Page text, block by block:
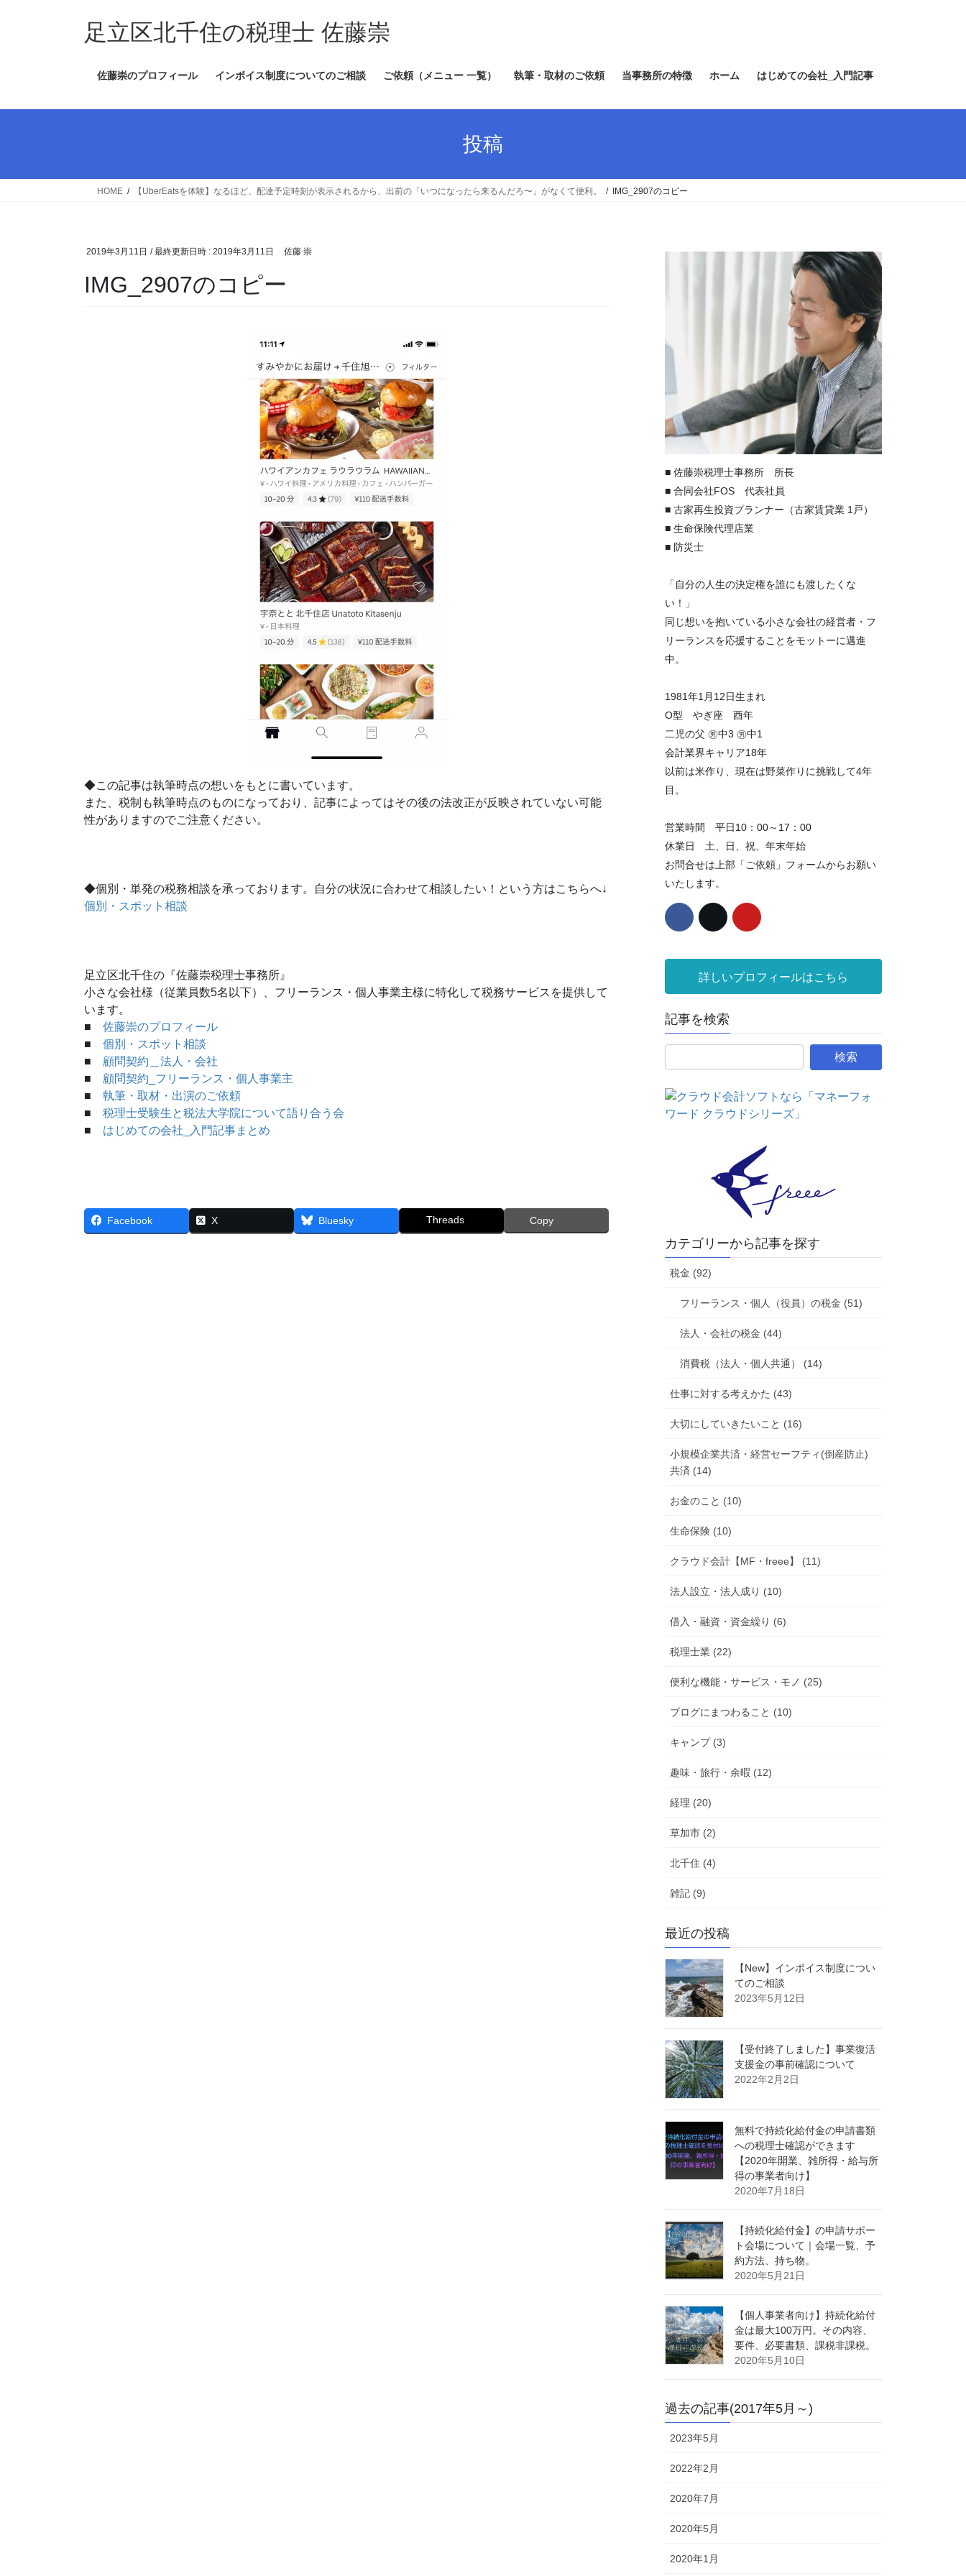
ス
ン
足立区北千住の税理士 佐藤崇
佐藤崇のプロフィール インボイス制度についてのご相談 ご依頼（メニュー 一覧） 執筆・取材のご依頼 当事務所の特徴 ホーム はじめての会社_入門記事
投稿
HOME 【UberEatsを体験】なるほど、配達予定時刻が表示されるから、出前の「いつになったら来るんだろ〜」がなくて便利。 IMG_2907のコピー
2019年3月11日 / 最終更新日時 : 2019年3月11日 佐藤 崇
IMG_2907のコピー
◆この記事は執筆時点の想いをもとに書いています。
また、税制も執筆時点のものになっており、記事によってはその後の法改正が反映されていない可能
性がありますのでご注意ください。
◆個別・単発の税務相談を承っております。自分の状況に合わせて相談したい！という方はこちらへ↓
個別・スポット相談
足立区北千住の『佐藤崇税理士事務所』
小さな会社様（従業員数5名以下）、フリーランス・個人事業主様に特化して税務サービスを提供して
います。
■ 佐藤崇のプロフィール
■ 個別・スポット相談
■ 顧問契約＿法人・会社
■ 顧問契約_フリーランス・個人事業主
■ 執筆・取材・出演のご依頼
■ 税理士受験生と税法大学院について語り合う会
■ はじめての会社_入門記事まとめ
Facebook X Bluesky Threads Copy
■ 佐藤崇税理士事務所 所長
■ 合同会社FOS 代表社員
■ 古家再生投資プランナー（古家賃貸業 1戸）
■ 生命保険代理店業
■ 防災士
「自分の人生の決定権を誰にも渡したくな
い！」
同じ想いを抱いている小さな会社の経営者・フ
リーランスを応援することをモットーに邁進
中。
1981年1月12日生まれ
O型 やぎ座 酉年
二児の父 ㊚中3 ㊚中1
会計業界キャリア18年
以前は米作り、現在は野菜作りに挑戦して4年
目。
営業時間 平日10：00～17：00
休業日 土、日、祝、年末年始
お問合せは上部「ご依頼」フォームからお願い
いたします。
詳しいプロフィールはこちら
記事を検索
カテゴリーから記事を探す
税金 (92)
フリーランス・個人（役員）の税金 (51)
法人・会社の税金 (44)
消費税（法人・個人共通） (14)
仕事に対する考えかた (43)
大切にしていきたいこと (16)
小規模企業共済・経営セーフティ(倒産防止)
共済 (14)
お金のこと (10)
生命保険 (10)
クラウド会計【MF・freee】 (11)
法人設立・法人成り (10)
借入・融資・資金繰り (6)
税理士業 (22)
便利な機能・サービス・モノ (25)
ブログにまつわること (10)
キャンプ (3)
趣味・旅行・余暇 (12)
経理 (20)
草加市 (2)
北千住 (4)
雑記 (9)
最近の投稿
【New】インボイス制度につい
てのご相談
2023年5月12日
【受付終了しました】事業復活
支援金の事前確認について
2022年2月2日
無料で持続化給付金の申請書類
への税理士確認ができます
【2020年開業、雑所得・給与所
得の事業者向け】
2020年7月18日
【持続化給付金】の申請サポー
ト会場について｜会場一覧、予
約方法、持ち物。
2020年5月21日
【個人事業者向け】持続化給付
金は最大100万円。その内容、
要件、必要書類、課税非課税。
2020年5月10日
過去の記事(2017年5月～)
2023年5月
2022年2月
2020年7月
2020年5月
2020年1月